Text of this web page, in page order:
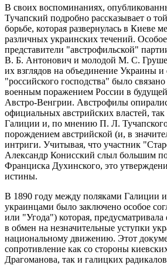
В своих воспоминаниях,
Тучапский подробно рассказывает о
борьбе, которая развернулась в Киеве
различных украинских течений.
представители "австрофильской"
В. Б. Антонович и молодой М. С.
их взглядов на объединение Украины и
"российского господства" было
военным поражением России в
Австро-Венгрии. Австрофилы
официальных австрийских властей,
Галиции и, по мнению П. Л.
порождением австрийской (и, в
интриги. Учитывая, что участник
Александр Конисский слыл большим
Франциска Духинского, это
истины.
В 1890 году между поляками Галиции
украинцами было заключено особое
или "Угода") которая, предусматривала
в обмен на незначительные уступки
национальному движению. Этот
сопротивление как со стороны
Драгоманова, так и галицких